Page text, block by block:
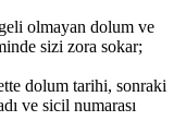
olmayan dolum ve
sizi zora sokar;
dolum tarihi, sonraki
ve sicil numarası